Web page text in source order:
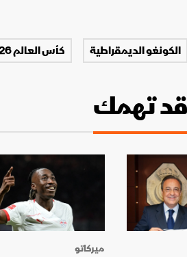
الكونغو الديمقراطية كأس العالم 2026
تهمك
ميركاتو